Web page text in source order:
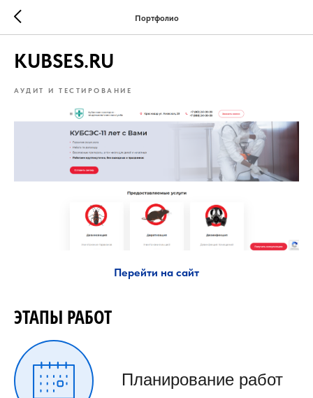
Портфолио
KUBSES.RU
АУДИТ И ТЕСТИРОВАНИЕ
Перейти на сайт
ЭТАПЫ РАБОТ
Планирование работ